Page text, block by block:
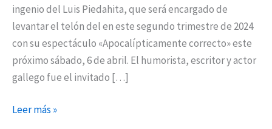
ingenio del Luis Piedahita, que será encargado de
levantar el telón del en este segundo trimestre de 2024
con su espectáculo «Apocalípticamente correcto» este
próximo sábado, 6 de abril. El humorista, escritor y actor
gallego fue el invitado […]
Leer más »